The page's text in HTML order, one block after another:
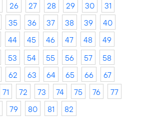
26 27 28 29 30
31
35 36 37 38 39
40
44 45 46 47 48
49
53 54 55 56 57
58
62 63 64 65 66
67
71 72 73 74 75 76
77
79 80 81 82